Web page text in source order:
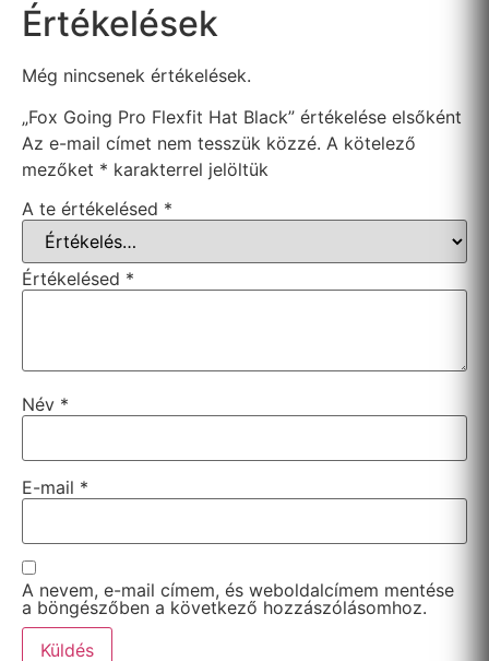
Értékelések
Még nincsenek értékelések.
„Fox Going Pro Flexfit Hat Black” értékelése elsőként
Az e-mail címet nem tesszük közzé. A kötelező
mezőket * karakterrel jelöltük
A te értékelésed *
Értékelésed *
Név *
E-mail *
A nevem, e-mail címem, és weboldalcímem mentése
a böngészőben a következő hozzászólásomhoz.